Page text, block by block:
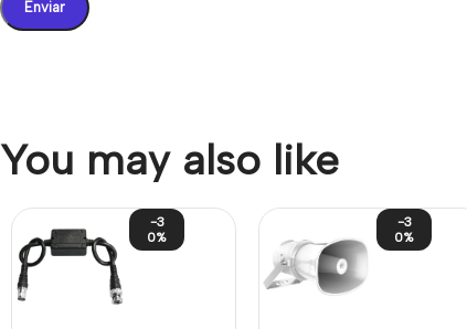
You may also like
-3
0%
-3
0%